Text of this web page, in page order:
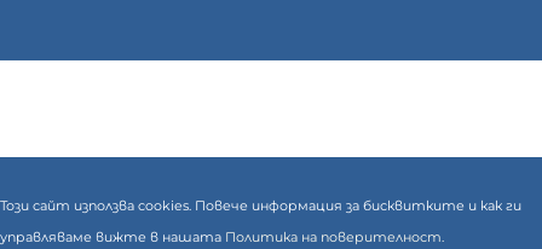
Този сайт използва cookies. Повече информация за бисквитките и как ги
управляваме вижте в нашата Политика на поверителност.